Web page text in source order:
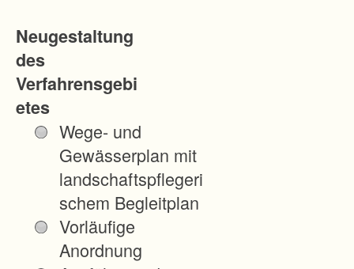
Neugestaltung
des
Verfahrensgebi
etes
Wege- und
Gewässerplan mit
landschaftspflegeri
schem Begleitplan
Vorläufige
Anordnung